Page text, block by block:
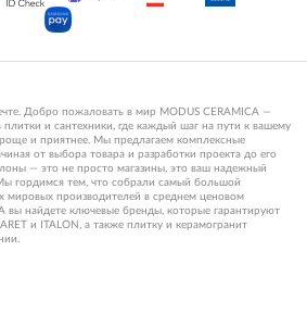
Добро пожаловать в мир MODUS CERAMICA —
и сантехники, где каждый шаг на пути к вашему
и приятнее. Мы предлагаем комплексные
от выбора товара и разработки проекта до его
— это не просто магазины, это ваш надежный
гордимся тем, что собрали самый большой
мировых производителей в среднем ценовом
вы найдете ключевые бренды, которые гарантируют
и ITALON, а также плитку и керамогранит